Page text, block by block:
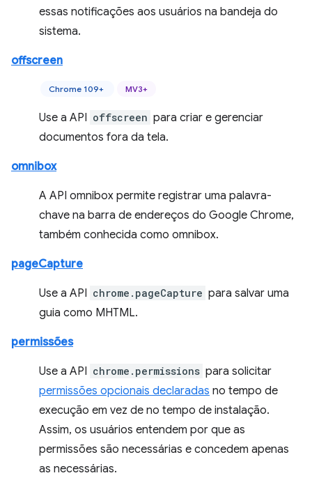
essas notificações aos usuários na bandeja do
sistema.
offscreen
Chrome 109+ MV3+
Use a API offscreen para criar e gerenciar
documentos fora da tela.
omnibox
A API omnibox permite registrar uma palavra-
chave na barra de endereços do Google Chrome,
também conhecida como omnibox.
pageCapture
Use a API chrome.pageCapture para salvar uma
guia como MHTML.
permissões
Use a API chrome.permissions para solicitar
permissões opcionais declaradas no tempo de
execução em vez de no tempo de instalação.
Assim, os usuários entendem por que as
permissões são necessárias e concedem apenas
as necessárias.